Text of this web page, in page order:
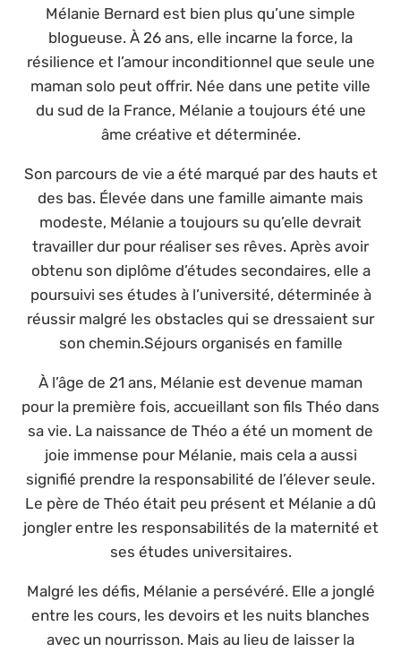
Mélanie Bernard est bien plus qu’une simple
blogueuse. À 26 ans, elle incarne la force, la
résilience et l’amour inconditionnel que seule une
maman solo peut offrir. Née dans une petite ville
du sud de la France, Mélanie a toujours été une
âme créative et déterminée.
Son parcours de vie a été marqué par des hauts et
des bas. Élevée dans une famille aimante mais
modeste, Mélanie a toujours su qu’elle devrait
travailler dur pour réaliser ses rêves. Après avoir
obtenu son diplôme d’études secondaires, elle a
poursuivi ses études à l’université, déterminée à
réussir malgré les obstacles qui se dressaient sur
son chemin.Séjours organisés en famille
À l’âge de 21 ans, Mélanie est devenue maman
pour la première fois, accueillant son fils Théo dans
sa vie. La naissance de Théo a été un moment de
joie immense pour Mélanie, mais cela a aussi
signifié prendre la responsabilité de l’élever seule.
Le père de Théo était peu présent et Mélanie a dû
jongler entre les responsabilités de la maternité et
ses études universitaires.
Malgré les défis, Mélanie a persévéré. Elle a jonglé
entre les cours, les devoirs et les nuits blanches
avec un nourrisson. Mais au lieu de laisser la